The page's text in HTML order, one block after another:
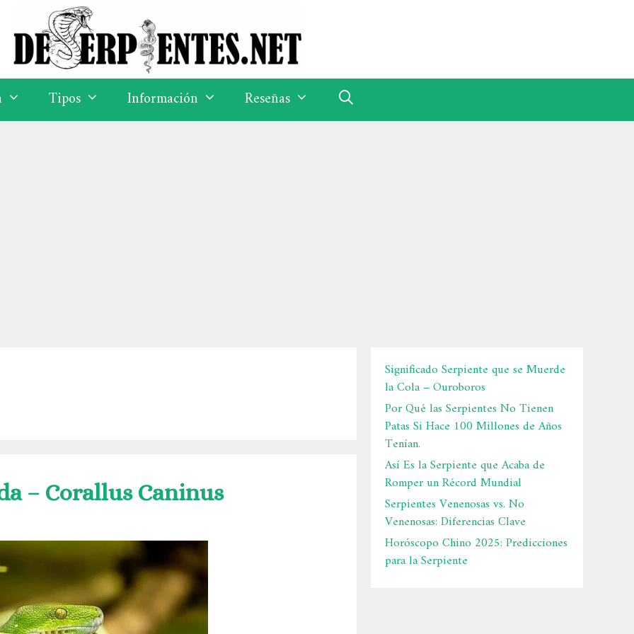
Tipos Información Reseñas
– Corallus Caninus
Significado Serpiente que se Muerde
la Cola – Ouroboros
Por Qué las Serpientes No Tienen
Patas Si Hace 100 Millones de Años
Tenían.
Así Es la Serpiente que Acaba de
Romper un Récord Mundial
Serpientes Venenosas vs. No
Venenosas: Diferencias Clave
Horóscopo Chino 2025: Predicciones
para la Serpiente